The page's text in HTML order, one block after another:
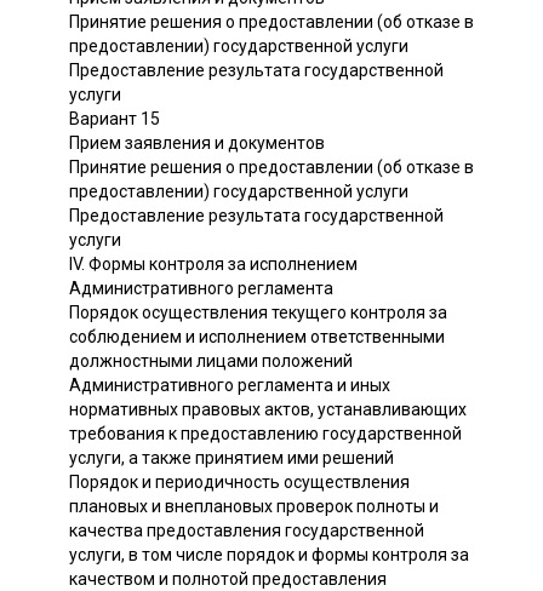
Принятие решения о предоставлении (об отказе в
предоставлении) государственной услуги
Предоставление результата государственной
услуги
Вариант 15
Прием заявления и документов
Принятие решения о предоставлении (об отказе в
предоставлении) государственной услуги
Предоставление результата государственной
услуги
IV. Формы контроля за исполнением
Административного регламента
Порядок осуществления текущего контроля за
соблюдением и исполнением ответственными
должностными лицами положений
Административного регламента и иных
нормативных правовых актов, устанавливающих
требования к предоставлению государственной
услуги, а также принятием ими решений
Порядок и периодичность осуществления
плановых и внеплановых проверок полноты и
качества предоставления государственной
услуги, в том числе порядок и формы контроля за
качеством и полнотой предоставления